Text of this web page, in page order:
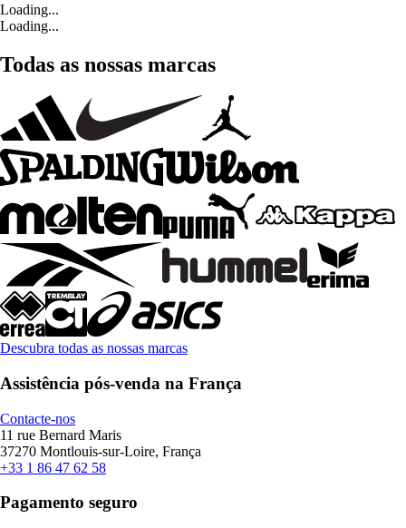
Loading...
Loading...
Todas as nossas marcas
Descubra todas as nossas marcas
Assistência pós-venda na França
Contacte-nos
11 rue Bernard Maris
37270 Montlouis-sur-Loire, França
+33 1 86 47 62 58
Pagamento seguro